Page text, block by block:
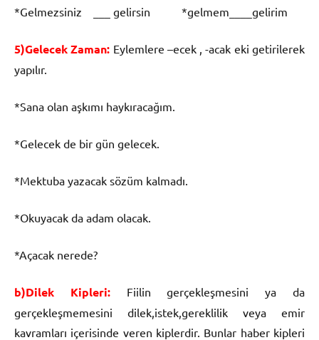
*Gelmezsiniz ___ gelirsin *gelmem____gelirim
5)Gelecek Zaman: Eylemlere –ecek , -acak eki getirilerek
yapılır.
*Sana olan aşkımı haykıracağım.
*Gelecek de bir gün gelecek.
*Mektuba yazacak sözüm kalmadı.
*Okuyacak da adam olacak.
*Açacak nerede?
b)Dilek Kipleri:Fiilin gerçekleşmesini ya da
gerçekleşmemesini dilek,istek,gereklilik veya emir
kavramları içerisinde veren kiplerdir. Bunlar haber kipleri